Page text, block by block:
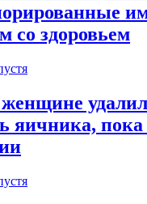
со здоровьем
яичника,